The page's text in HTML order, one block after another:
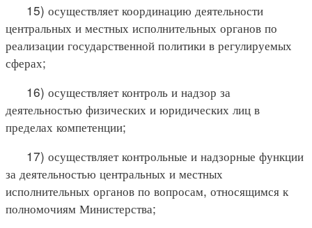
15) осуществляет координацию деятельности
центральных и местных исполнительных органов по
реализации государственной политики в регулируемых
сферах;
16) осуществляет контроль и надзор за
деятельностью физических и юридических лиц в
пределах компетенции;
17) осуществляет контрольные и надзорные функции
за деятельностью центральных и местных
исполнительных органов по вопросам, относящимся к
полномочиям Министерства;